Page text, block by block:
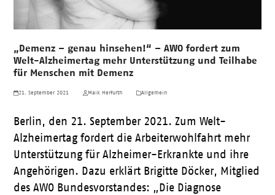
„Demenz – genau hinsehen!“ – AWO fordert zum
Welt-Alzheimertag mehr Unterstützung und Teilhabe
für Menschen mit Demenz
21. September 2021 Maik Herfurth Allgemein
Berlin, den 21. September 2021. Zum Welt-
Alzheimertag fordert die Arbeiterwohlfahrt mehr
Unterstützung für Alzheimer-Erkrankte und ihre
Angehörigen. Dazu erklärt Brigitte Döcker, Mitglied
des AWO Bundesvorstandes: „Die Diagnose